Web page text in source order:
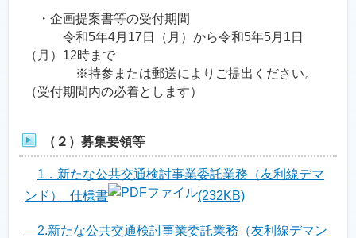
・企画提案書等の受付期間
令和5年4月17日（月）から令和5年5月1日
（月）12時まで
※持参または郵送によりご提出ください。
（受付期間内の必着とします）
（２）募集要領等
1．新たな公共交通検討事業委託業務（友利線デマ
ンド）_仕様書
(232KB)
2.新たな公共交通検討事業委託業務（友利線デマン